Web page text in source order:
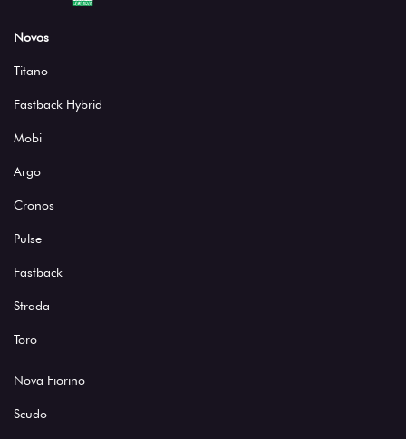
Novos
Titano
Fastback Hybrid
Mobi
Argo
Cronos
Pulse
Fastback
Strada
Toro
Nova Fiorino
Scudo